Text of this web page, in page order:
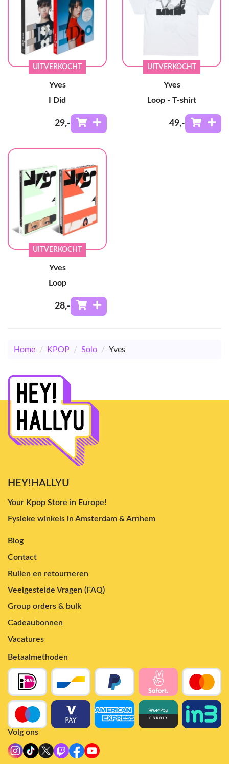
UITVERKOCHT
Yves
I Did
29,-
UITVERKOCHT
Yves
Loop - T-shirt
49,-
UITVERKOCHT
Yves
Loop
28,-
Home / KPOP / Solo / Yves
HEY!HALLYU
Your Kpop Store in Europe!
Fysieke winkels in Amsterdam & Arnhem
Blog
Contact
Ruilen en retourneren
Veelgestelde Vragen (FAQ)
Group orders & bulk
Cadeaubonnen
Vacatures
Betaalmethoden
Volg ons